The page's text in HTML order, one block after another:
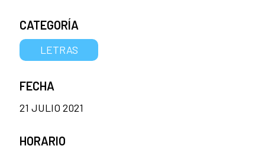
CATEGORÍA
LETRAS
FECHA
21 JULIO 2021
HORARIO